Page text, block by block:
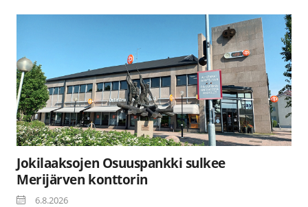
Jokilaaksojen Osuuspankki sulkee
Merijärven konttorin
6.8.2026